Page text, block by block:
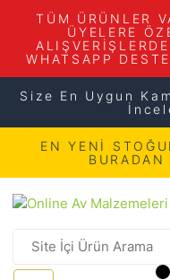
TÜM ÜRÜNLER
ÜYELERE
WHATSAPP
Size En Uygun
EN YENİ